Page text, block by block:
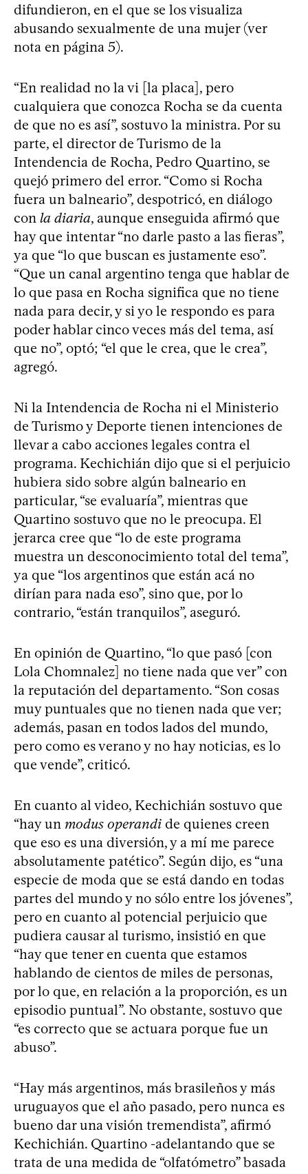
difundieron, en el que se los visualiza
abusando sexualmente de una mujer (ver
nota en página 5).
“En realidad no la vi [la placa], pero
cualquiera que conozca Rocha se da cuenta
de que no es así”, sostuvo la ministra. Por su
parte, el director de Turismo de la
Intendencia de Rocha, Pedro Quartino, se
quejó primero del error. “Como si Rocha
fuera un balneario”, despotricó, en diálogo
con la diaria, aunque enseguida afirmó que
hay que intentar “no darle pasto a las fieras”,
ya que “lo que buscan es justamente eso”.
“Que un canal argentino tenga que hablar de
lo que pasa en Rocha significa que no tiene
nada para decir, y si yo le respondo es para
poder hablar cinco veces más del tema, así
que no”, optó; “el que le crea, que le crea”,
agregó.
Ni la Intendencia de Rocha ni el Ministerio
de Turismo y Deporte tienen intenciones de
llevar a cabo acciones legales contra el
programa. Kechichián dijo que si el perjuicio
hubiera sido sobre algún balneario en
particular, “se evaluaría”, mientras que
Quartino sostuvo que no le preocupa. El
jerarca cree que “lo de este programa
muestra un desconocimiento total del tema”,
ya que “los argentinos que están acá no
dirían para nada eso”, sino que, por lo
contrario, “están tranquilos”, aseguró.
En opinión de Quartino, “lo que pasó [con
Lola Chomnalez] no tiene nada que ver” con
la reputación del departamento. “Son cosas
muy puntuales que no tienen nada que ver;
además, pasan en todos lados del mundo,
pero como es verano y no hay noticias, es lo
que vende”, criticó.
En cuanto al video, Kechichián sostuvo que
“hay un modus operandi de quienes creen
que eso es una diversión, y a mí me parece
absolutamente patético”. Según dijo, es “una
especie de moda que se está dando en todas
partes del mundo y no sólo entre los jóvenes”,
pero en cuanto al potencial perjuicio que
pudiera causar al turismo, insistió en que
“hay que tener en cuenta que estamos
hablando de cientos de miles de personas,
por lo que, en relación a la proporción, es un
episodio puntual”. No obstante, sostuvo que
“es correcto que se actuara porque fue un
abuso”.
“Hay más argentinos, más brasileños y más
uruguayos que el año pasado, pero nunca es
bueno dar una visión tremendista”, afirmó
Kechichián. Quartino -adelantando que se
trata de una medida de “olfatómetro” basada